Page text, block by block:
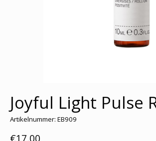
Joyful Light Pulse
Artikelnummer: EB909